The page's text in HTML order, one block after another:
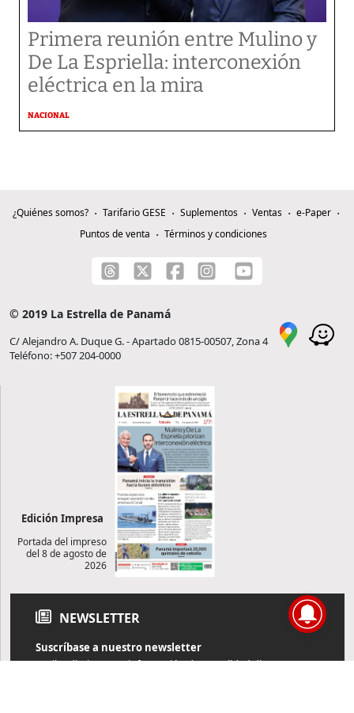
Primera reunión entre Mulino y
De La Espriella: interconexión
eléctrica en la mira
NACIONAL
¿Quiénes somos? Tarifario GESE Suplementos Ventas
e-Paper
Puntos de venta
Términos y condiciones
© 2019 La Estrella de Panamá
C/ Alejandro A. Duque G. - Apartado 0815-00507, Zona 4
Teléfono: +507 204-0000
Edición Impresa
Portada del impreso
del 8 de agosto de
2026
NEWSLETTER
Suscríbase a nuestro newsletter
Reciba diariamente información de actualidad directamente en